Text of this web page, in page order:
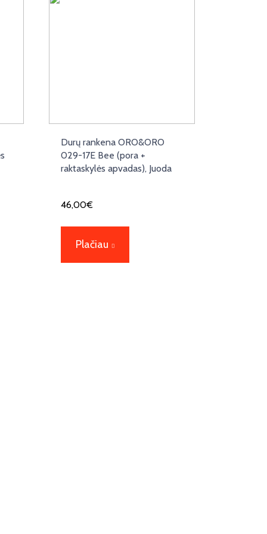
Durų rankena ORO&ORO
029-17E Bee (pora +
raktaskylės apvadas), Juoda
46,00€
Plačiau